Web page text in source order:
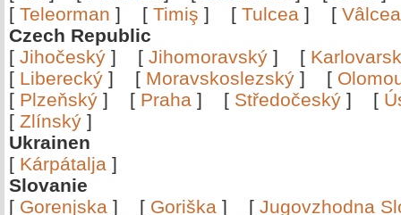
[ Teleorman ] [ Timiş ] [ Tulcea ] [
Czech Republic
[ Jihočeský ] [ Jihomoravský ] [
[ Liberecký ] [ Moravskoslezský ] [
[ Plzeňský ] [ Praha ] [ Středočeský ] [
[ Zlínský ]
Ukrainen
[ Kárpátalja ]
Slovanie
[ Gorenjska ] [ Goriška ] [ Jugovzhodna